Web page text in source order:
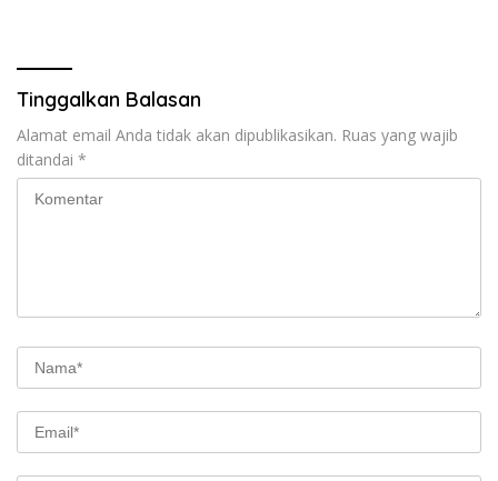
Tinggalkan Balasan
Alamat email Anda tidak akan dipublikasikan. Ruas yang wajib
ditandai *